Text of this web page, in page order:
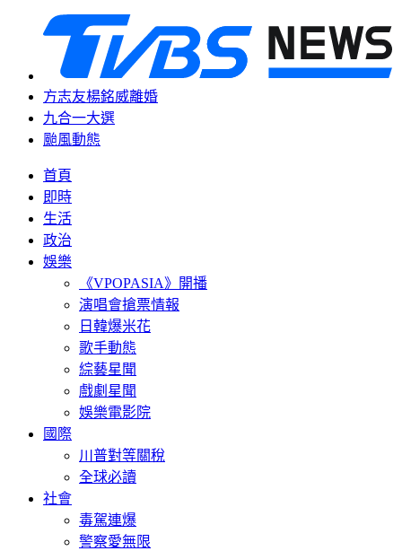
方志友楊銘威離婚
九合一大選
颱風動態
首頁
即時
生活
政治
娛樂
《VPOPASIA》開播
演唱會搶票情報
日韓爆米花
歌手動態
綜藝星聞
戲劇星聞
娛樂電影院
國際
川普對等關稅
全球必讀
社會
毒駕連爆
警察愛無限